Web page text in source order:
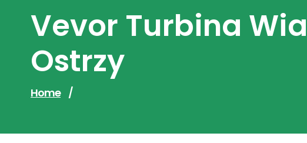
Vevor Turbina
Ostrzy
Home /